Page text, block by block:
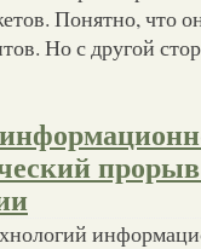
Понятно, что
Но с другой